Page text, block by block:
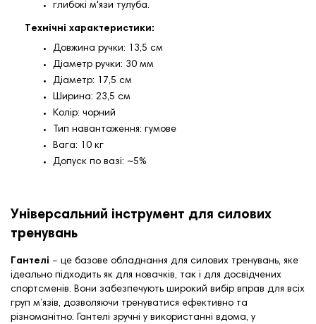
глибокі м'язи тулуба.
Технічні характеристики:
Довжина ручки: 13,5 см
Діаметр ручки: 30 мм
Діаметр: 17,5 см
Ширина: 23,5 см
Колір: чорний
Тип навантаження: гумове
Вага: 10 кг
Допуск по вазі: ~5%
Універсальний інструмент для силових
тренувань
Гантелі – це базове обладнання для силових тренувань, яке
ідеально підходить як для новачків, так і для досвідчених
спортсменів. Вони забезпечують широкий вибір вправ для всіх
груп м’язів, дозволяючи тренуватися ефективно та
різноманітно. Гантелі зручні у використанні вдома, у